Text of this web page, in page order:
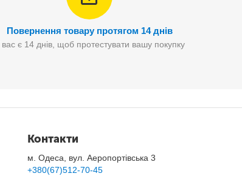
зуммером), фрези для встановлення та
Повернення товару протягом 14 днів
є 14 днів, щоб протестувати вашу покупку
Контакти
м. Одеса, вул. Аеропортівська 3
+380(67)512-70-45